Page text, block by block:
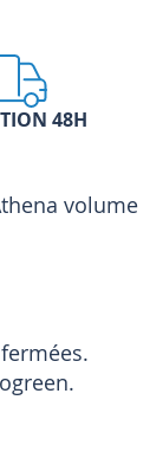
48H
volume